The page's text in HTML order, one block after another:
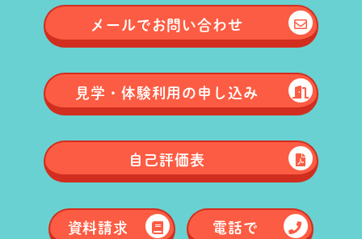
メールでお問い合わせ
見学・体験利用の申し込み
自己評価表
資料請求 電話で